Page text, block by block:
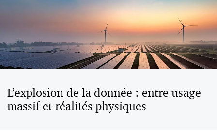
L’explosion de la donnée : entre usage
massif et réalités physiques